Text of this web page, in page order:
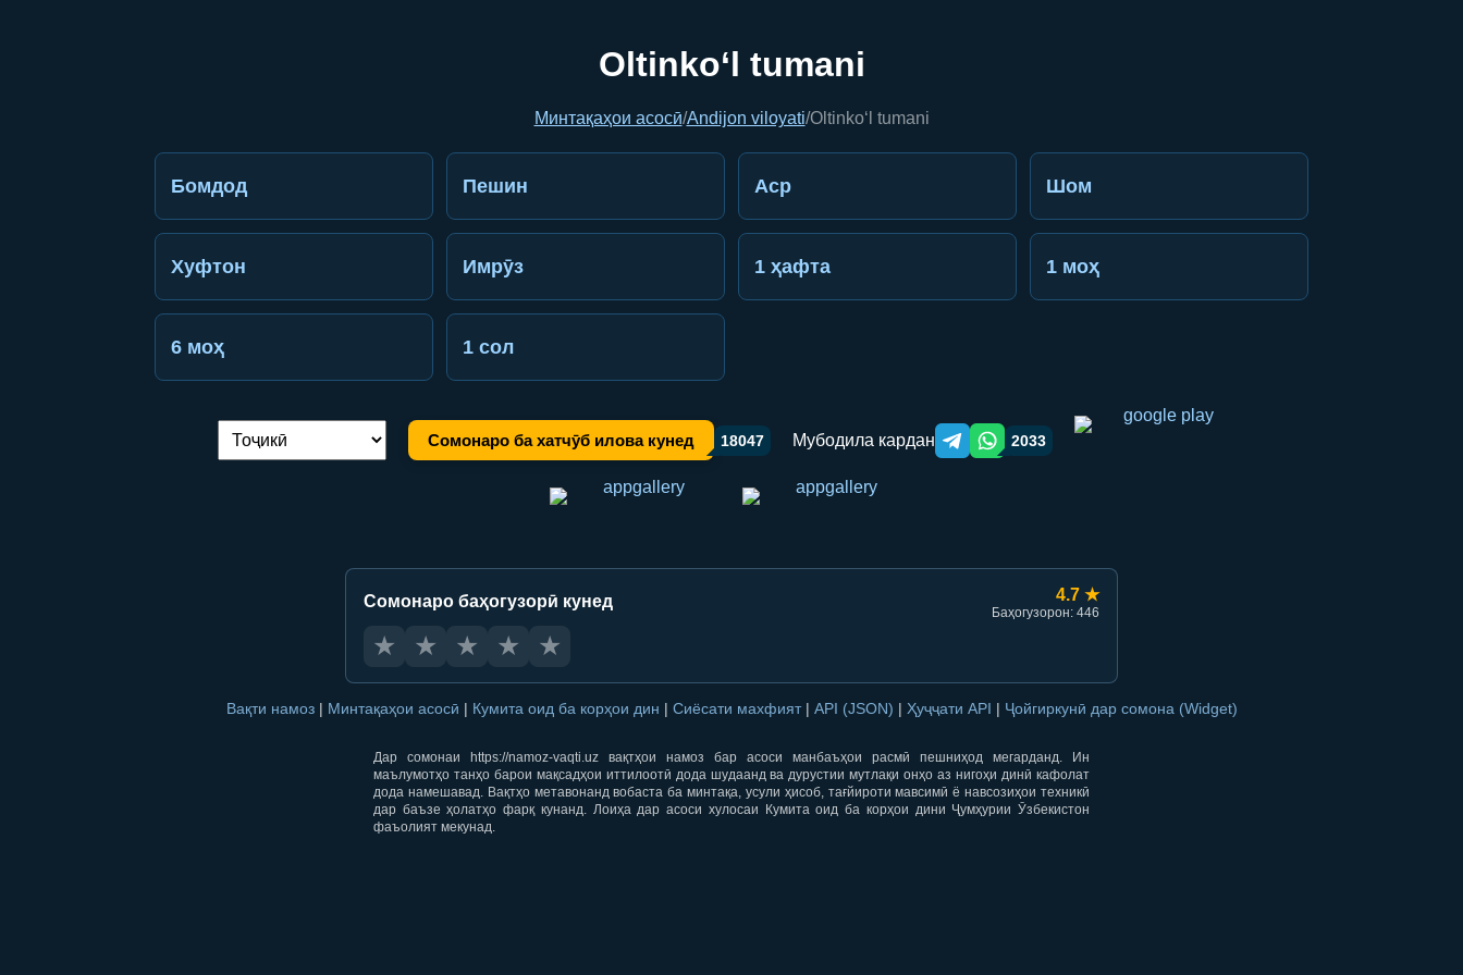
Oltinko‘l tumani
Минтақаҳои асосӣ/Andijon viloyati/Oltinko‘l tumani
Бомдод Пешин Аср Шом
Хуфтон Имрӯз 1 ҳафта 1 моҳ
6 моҳ 1 сол
Иваз кардани забон: Сомонаро ба хатчӯб илова кунед 18047 Мубодила кардан Telegram orqali ulashish
WhatsApp orqali ulashish
2033
Сомонаро баҳогузорӣ кунед 4.7 ★
Баҳогузорон: 446
★ ★ ★ ★ ★
Вақти намоз | Минтақаҳои асосӣ | Кумита оид ба корҳои дин | Сиёсати махфият | API (JSON) | Ҳуҷҷати API | Ҷойгиркунӣ дар сомона (Widget)
Дар сомонаи https://namoz-vaqti.uz вақтҳои намоз бар асоси манбаъҳои расмӣ пешниҳод мегарданд. Ин
маълумотҳо танҳо барои мақсадҳои иттилоотӣ дода шудаанд ва дурустии мутлақи онҳо аз нигоҳи динӣ кафолат
дода намешавад. Вақтҳо метавонанд вобаста ба минтақа, усули ҳисоб, тағйироти мавсимӣ ё навсозиҳои техникӣ
дар баъзе ҳолатҳо фарқ кунанд. Лоиҳа дар асоси хулосаи Кумита оид ба корҳои дини Ҷумҳурии Ӯзбекистон
фаъолият мекунад.